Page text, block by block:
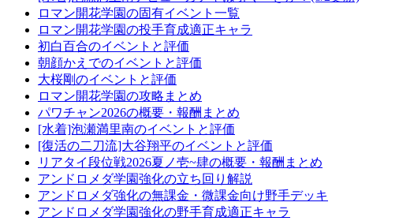
ロマン開花学園の固有イベント一覧
ロマン開花学園の投手育成適正キャラ
初白百合のイベントと評価
朝顔かえでのイベントと評価
大桜剛のイベントと評価
ロマン開花学園の攻略まとめ
パワチャン2026の概要・報酬まとめ
[水着]泡瀬満里南のイベントと評価
[復活の二刀流]大谷翔平のイベントと評価
リアタイ段位戦2026夏ノ壱~肆の概要・報酬まとめ
アンドロメダ学園強化の立ち回り解説
アンドロメダ強化の無課金・微課金向け野手デッキ
アンドロメダ学園強化の野手育成適正キャラ